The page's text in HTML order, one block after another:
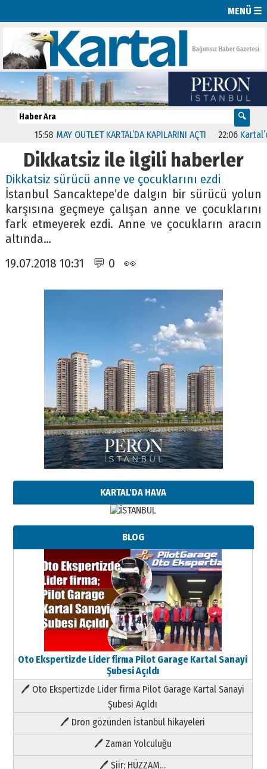
MENÜ ☰
15:58 MAY OUTLET KARTAL’DA KAPILARINI AÇTI 22:06
Dikkatsiz ile ilgili haberler
Dikkatsiz sürücü anne ve çocuklarını ezdi
İstanbul Sancaktepe’de dalgın bir sürücü yolun
karşısına geçmeye çalışan anne ve çocuklarını
fark etmeyerek ezdi. Anne ve çocukların aracın
altında…
19.07.2018 10:31 💬 0 👀
KARTAL'DA HAVA
BLOG
Oto Ekspertizde Lider firma Pilot Garage Kartal Sanayi
Şubesi Açıldı
🖊 Oto Ekspertizde Lider firma Pilot Garage Kartal Sanayi
Şubesi Açıldı
🖊 Dron gözünden İstanbul hikayeleri
🖊 Zaman Yolculuğu
🖊 Şiir; HÜZZAM…